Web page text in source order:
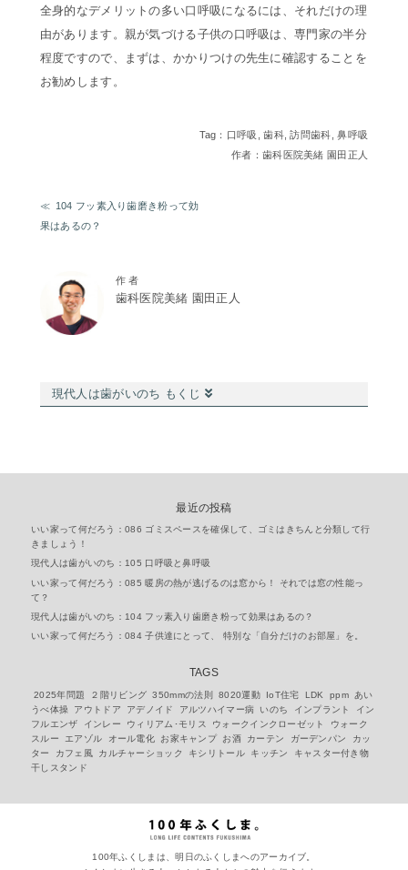
全身的なデメリットの多い口呼吸になるには、それだけの理
由があります。親が気づける子供の口呼吸は、専門家の半分
程度ですので、まずは、かかりつけの先生に確認することを
お勧めします。
Tag： 口呼吸 ,歯科,訪問歯科 ,鼻呼吸
作者：歯科医院美緒 園田正人
104 フッ素入り歯磨き粉って効
果はあるの？
作 者
歯科医院美緒 園田正人
現代人は歯がいのち もくじ
最近の投稿
いい家って何だろう：086 ゴミスペースを確保して、ゴミはきちんと分類して行
きましょう！
現代人は歯がいのち：105 口呼吸と鼻呼吸
いい家って何だろう：085 暖房の熱が逃げるのは窓から！ それでは窓の性能っ
て？
現代人は歯がいのち：104 フッ素入り歯磨き粉って効果はあるの？
いい家って何だろう：084 子供達にとって、 特別な「自分だけのお部屋」を。
TAGS
2025年問題 ２階リビング 350mmの法則 8020運動 IoT住宅 LDK ppm
あい
うべ体操
アウトドア アデノイド アルツハイマー病 いのち インプラント
イン
フルエンザ
インレー ウィリアム･モリス ウォークインクローゼット
ウォーク
スルー
エアゾル オール電化 お家キャンプ お酒 カーテン ガーデンパン
カッ
ター
カフェ風 カルチャーショック キシリトール キッチン
キャスター付き物
干しスタンド
100年ふくしまは、明日のふくしまへのアーカイブ。